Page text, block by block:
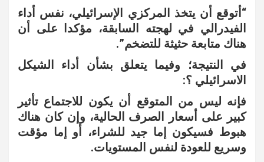
“أتوقع أن يتخذ المركزي الإسرائيلي، نفس أداء
الفيدرالي في لهجته السابقة، مؤكدا على أن
هناك متابعة حثيثة للتضخم”.
في النتيجة؛ وفيما يتعلق بشأن أداء الشيكل
الاسرائيلي ؟:
فإنه ليس من المتوقع أن يكون للاجتماع تأثير
كبير على أسعار الصرف الحالية، وإن كان هناك
هبوط فسيكون إما جيد للشراء، أو إما مؤقت
وسريع للعودة لنفس المستويات.